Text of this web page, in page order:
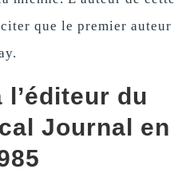
que le premier auteur
l’éditeur du
Journal en